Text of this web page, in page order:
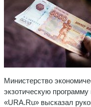
Министерство
экзотическую
«URA.Ru» высказал